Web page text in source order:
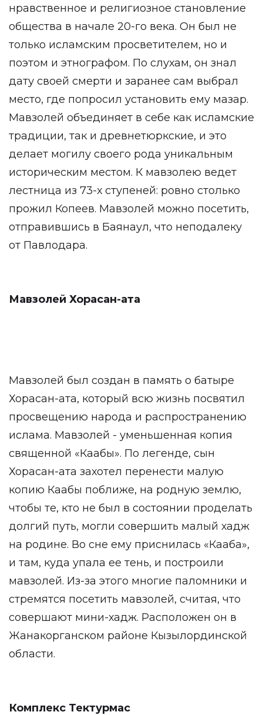
нравственное и религиозное становление
общества в начале 20-го века. Он был не
только исламским просветителем, но и
поэтом и этнографом. По слухам, он знал
дату своей смерти и заранее сам выбрал
место, где попросил установить ему мазар.
Мавзолей объединяет в себе как исламские
традиции, так и древнетюркские, и это
делает могилу своего рода уникальным
историческим местом. К мавзолею ведет
лестница из 73-х ступеней: ровно столько
прожил Копеев. Мавзолей можно посетить,
отправившись в Баянаул, что неподалеку
от Павлодара.
Мавзолей Хорасан-ата
Мавзолей был создан в память о батыре
Хорасан-ата, который всю жизнь посвятил
просвещению народа и распространению
ислама. Мавзолей - уменьшенная копия
священной «Каабы». По легенде, сын
Хорасан-ата захотел перенести малую
копию Каабы поближе, на родную землю,
чтобы те, кто не был в состоянии проделать
долгий путь, могли совершить малый хадж
на родине. Во сне ему приснилась «Кааба»,
и там, куда упала ее тень, и построили
мавзолей. Из-за этого многие паломники и
стремятся посетить мавзолей, считая, что
совершают мини-хадж. Расположен он в
Жанакорганском районе Кызылординской
области.
Комплекс Тектурмас